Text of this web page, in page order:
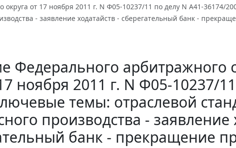
округа от 17 ноября 2011 г. N Ф05-10237/11 по делу N А41-36174/
- заявление ходатайств - сберегательный банк -
Федерального арбитражного
ноября 2011 г. N Ф05-10237/
темы: отраслевой
производства - заявление
банк - прекращение